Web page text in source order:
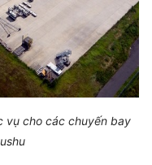
vụ cho các chuyến bay